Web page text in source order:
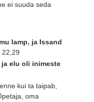
ei suuda seda
lamp, ja Issand
22,29
elu oli inimeste
kui ta taipab,
oma